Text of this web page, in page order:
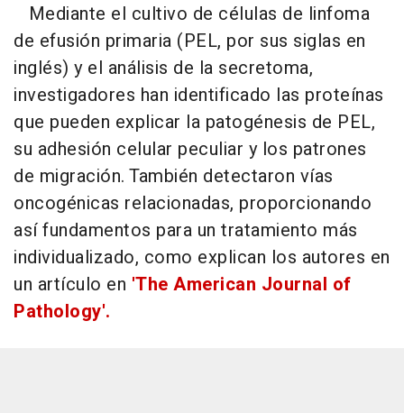
Mediante el cultivo de células de linfoma
de efusión primaria (PEL, por sus siglas en
inglés) y el análisis de la secretoma,
investigadores han identificado las proteínas
que pueden explicar la patogénesis de PEL,
su adhesión celular peculiar y los patrones
de migración. También detectaron vías
oncogénicas relacionadas, proporcionando
así fundamentos para un tratamiento más
individualizado, como explican los autores en
un artículo en 'The American Journal of
Pathology'.